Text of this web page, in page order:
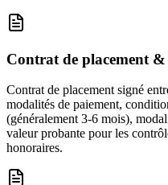
Contrat de placement
Contrat de placement signé
modalités de paiement,
(généralement 3-6 mois),
valeur probante pour les
honoraires.